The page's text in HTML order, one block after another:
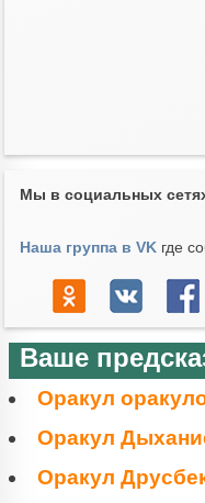
Мы в социальных
Наша группа в VKгде
Ваше
Оракул
Оракул
Оракул